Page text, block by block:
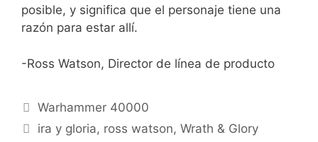
posible, y significa que el personaje tiene una
razón para estar allí.
-Ross Watson, Director de línea de producto
Categorías
Warhammer 40000
Etiquetas
ira y gloria, ross watson,Wrath & Glory